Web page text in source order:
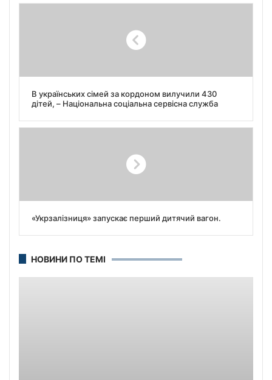
В українських сімей за кордоном вилучили 430
дітей, – Національна соціальна сервісна служба
«Укрзалізниця» запускає перший дитячий вагон.
НОВИНИ ПО ТЕМІ